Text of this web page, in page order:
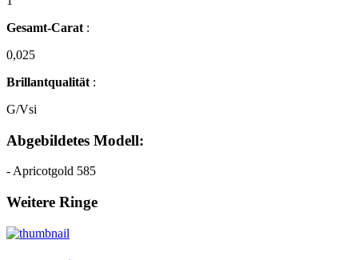
Gesamt-Carat :
0,025
Brillantqualität :
G/Vsi
Abgebildetes Modell:
- Apricotgold 585
Weitere Ringe